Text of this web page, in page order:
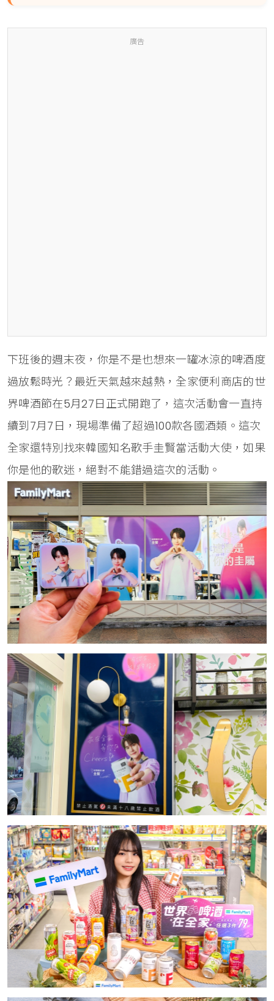
廣告
下班後的週末夜，你是不是也想來一罐冰涼的啤酒度
過放鬆時光？最近天氣越來越熱，全家便利商店的世
界啤酒節在5月27日正式開跑了，這次活動會一直持
續到7月7日，現場準備了超過100款各國酒類。這次
全家還特別找來韓國知名歌手圭賢當活動大使，如果
你是他的歌迷，絕對不能錯過這次的活動。